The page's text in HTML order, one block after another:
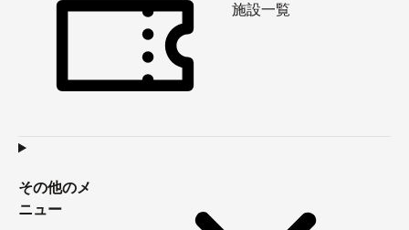
施設一覧
その他のメ
ニュー